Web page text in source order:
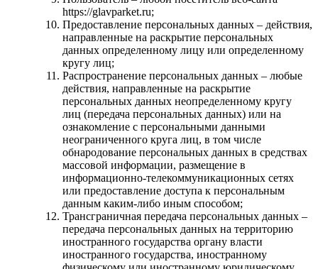
https://glavparket.ru;
Предоставление персональных данных – действия,
направленные на раскрытие персональных
данных определенному лицу или определенному
кругу лиц;
Распространение персональных данных – любые
действия, направленные на раскрытие
персональных данных неопределенному кругу
лиц (передача персональных данных) или на
ознакомление с персональными данными
неограниченного круга лиц, в том числе
обнародование персональных данных в средствах
массовой информации, размещение в
информационно-телекоммуникационных сетях
или предоставление доступа к персональным
данным каким-либо иным способом;
Трансграничная передача персональных данных –
передача персональных данных на территорию
иностранного государства органу власти
иностранного государства, иностранному